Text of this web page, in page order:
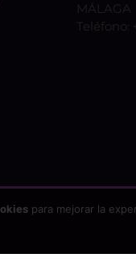
MÁLAGA
Teléfono:
Integrales SL | Todos
para mejorar la